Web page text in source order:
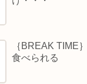
｛BREAK TIME
食べられる